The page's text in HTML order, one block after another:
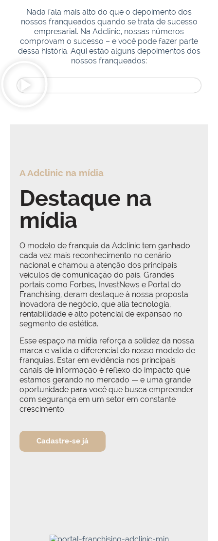
Nada fala mais alto do que o depoimento dos
nossos franqueados quando se trata de sucesso
empresarial. Na Adclinic, nossas números
comprovam o sucesso – e você pode fazer parte
dessa história. Aqui estão alguns depoimentos dos
nossos franqueados:
A Adclinic na mídia
Destaque na
mídia
O modelo de franquia da Adclinic tem ganhado
cada vez mais reconhecimento no cenário
nacional e chamou a atenção dos principais
veículos de comunicação do país. Grandes
portais como Forbes, InvestNews e Portal do
Franchising, deram destaque à nossa proposta
inovadora de negócio, que alia tecnologia,
rentabilidade e alto potencial de expansão no
segmento de estética.
Esse espaço na mídia reforça a solidez da nossa
marca e valida o diferencial do nosso modelo de
franquias. Estar em evidência nos principais
canais de informação é reflexo do impacto que
estamos gerando no mercado — e uma grande
oportunidade para você que busca empreender
com segurança em um setor em constante
crescimento.
Cadastre-se já